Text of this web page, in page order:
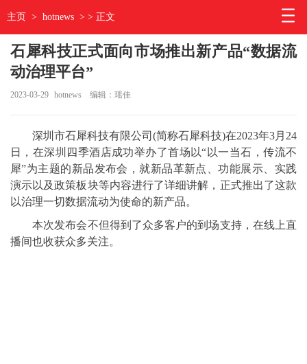
主页 > hotnews > > 正文
石犀科技正式面向市场推出新产品“数据流
动治理平台”
2023-03-29 hotnews 编辑：瑶佳
深圳市石犀科技有限公司(简称石犀科技)在2023年3月24
日，在深圳四季酒店成功举办了首场以“以一当石，传流不
犀”为主题的新品发布会，就新品革新点、功能展示、实践
演示以及政策板块等内容进行了详细讲解，正式推出了这款
以治理一切数据流动为使命的新产品。
本次发布会不但得到了众多客户的到场支持，在线上直
播间也收获众多关注。